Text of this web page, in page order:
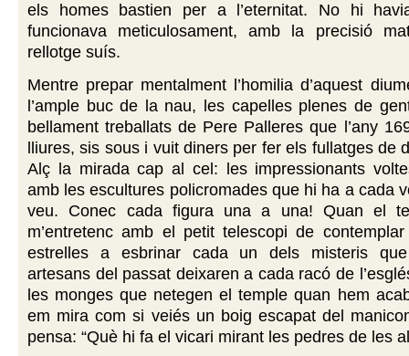
els homes bastien per a l’eternitat. No hi
funcionava meticulosament, amb la precisió
rellotge suís.
Mentre prepar mentalment l’homilia d’aquest
l’ample buc de la nau, les capelles plenes de
bellament treballats de Pere Palleres que l’any
lliures, sis sous i vuit diners per fer els fullatges de
Alç la mirada cap al cel: les impressionants
amb les escultures policromades que hi ha a cada
veu. Conec cada figura una a una! Quan el
m’entretenc amb el petit telescopi de
estrelles a esbrinar cada un dels misteris
artesans del passat deixaren a cada racó de
les monges que netegen el temple quan hem
em mira com si veiés un boig escapat del
pensa: “Què hi fa el vicari mirant les pedres de les